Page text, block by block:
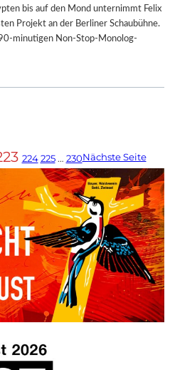
bis auf den Mond unternimmt Felix
Projekt an der Berliner Schaubühne.
minutigen Non-Stop-Monolog-
224 225 … 230Nächste Seite